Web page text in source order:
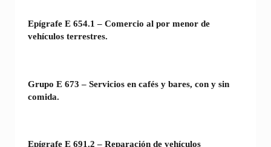
Epígrafe E 654.1 – Comercio al por menor de
vehículos terrestres.
Grupo E 673 – Servicios en cafés y bares, con y sin
comida.
Epígrafe E 691.2 – Reparación de vehículos